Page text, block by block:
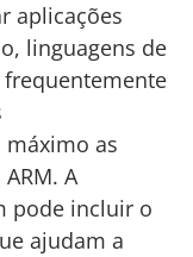
aplicações
linguagens de
frequentemente
máximo as
A
pode incluir o
ajudam a